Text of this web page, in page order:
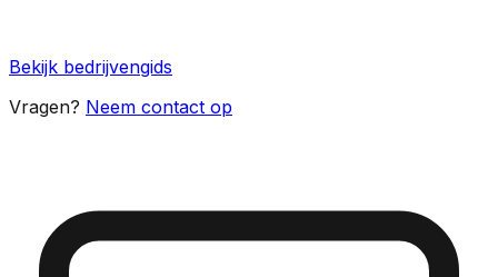
Bekijk bedrijvengids
Vragen? Neem contact op